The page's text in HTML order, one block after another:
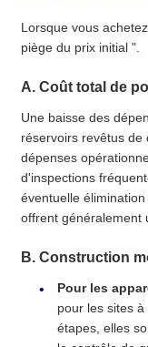
Lorsque vous
piège du prix initial ".
A. Coût total de
Une baisse des
réservoirs revêtus
dépenses
d'inspections
éventuelle
offrent généralement
B. Construction
Pour les
pour les sites
étapes, elles